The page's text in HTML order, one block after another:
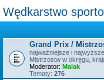
Wędkarstwo
Grand Prix /
najważniejsze i
Mistrzostw w okręgu,
Moderator: Malak
Tematy: 276